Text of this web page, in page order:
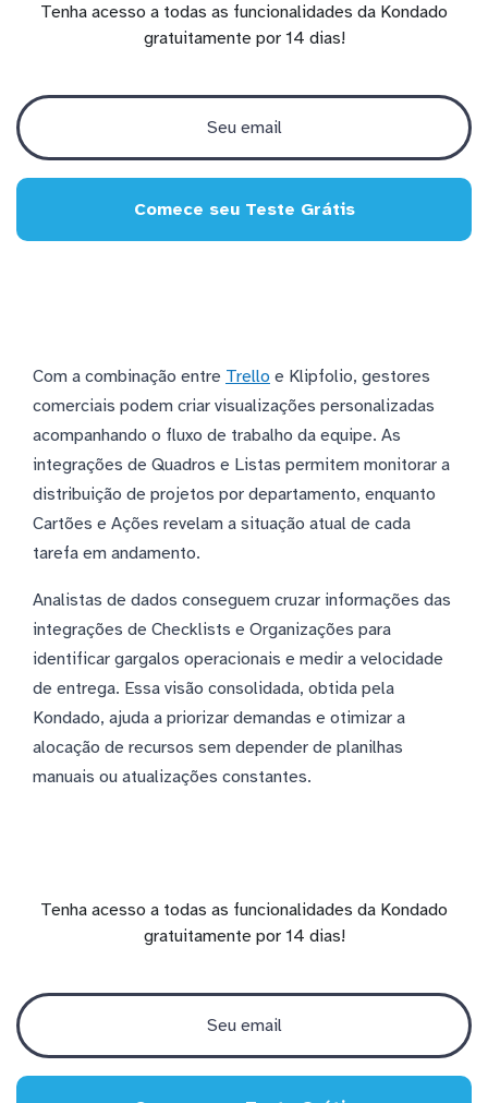
Tenha acesso a todas as funcionalidades da Kondado
gratuitamente por 14 dias!
Comece seu Teste Grátis
Com a combinação entre Trello e Klipfolio, gestores
comerciais podem criar visualizações personalizadas
acompanhando o fluxo de trabalho da equipe. As
integrações de Quadros e Listas permitem monitorar a
distribuição de projetos por departamento, enquanto
Cartões e Ações revelam a situação atual de cada
tarefa em andamento.
Analistas de dados conseguem cruzar informações das
integrações de Checklists e Organizações para
identificar gargalos operacionais e medir a velocidade
de entrega. Essa visão consolidada, obtida pela
Kondado, ajuda a priorizar demandas e otimizar a
alocação de recursos sem depender de planilhas
manuais ou atualizações constantes.
Tenha acesso a todas as funcionalidades da Kondado
gratuitamente por 14 dias!